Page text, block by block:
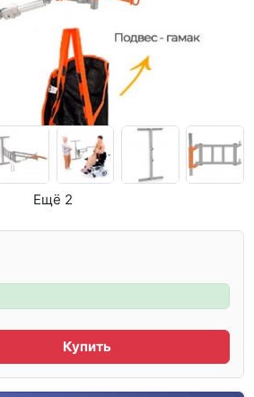
Ещё 2
Купить